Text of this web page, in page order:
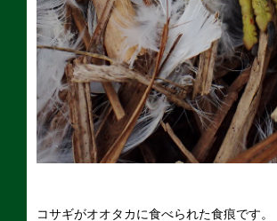
コサギがオオタカに食べられた食痕です。